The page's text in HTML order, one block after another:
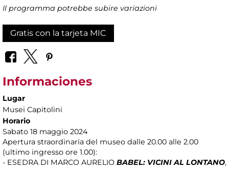
Il programma potrebbe subire variazioni
Gratis con la tarjeta MIC
Informaciones
Lugar
Musei Capitolini
Horario
Sabato 18 maggio 2024
Apertura straordinaria del museo dalle 20.00 alle 2.00
(ultimo ingresso ore 1.00):
- ESEDRA DI MARCO AURELIO BABEL: VICINI AL LONTANO,